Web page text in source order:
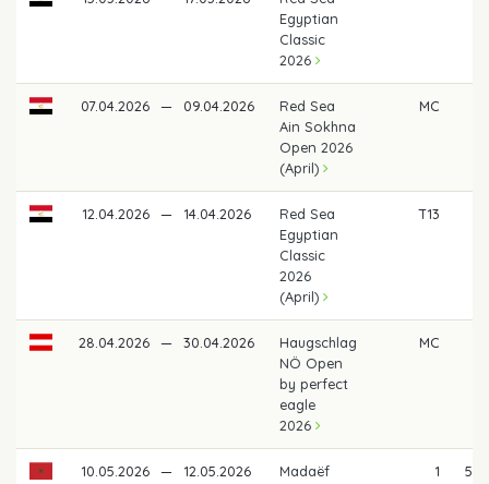
Egyptian
Classic
2026
07.04.2026 — 09.04.2026
Red Sea
Ain Sokhna
Open 2026
(April)
MC
12.04.2026 — 14.04.2026
Red Sea
Egyptian
Classic
2026
(April)
T13
28.04.2026 — 30.04.2026
Haugschlag
NÖ Open
by perfect
eagle
2026
MC
10.05.2026 — 12.05.2026
Madaëf
1